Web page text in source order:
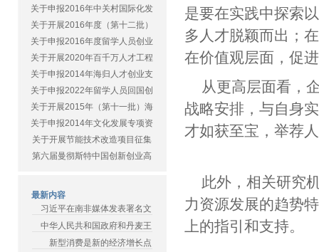
关于申报2016年中关村国际化发
关于开展2016年度（第十二批）
关于申报2016年度留学人员创业
关于开展2020年百千万人才工程
关于申报2014年海归人才创业支
关于申报2022年留学人员回国创
关于开展2015年（第十一批）海
关于申报2014年文化发展专项资
关于开展节能技术改造项目征集
第六届曼彻斯特中国创新创业高
最新内容
习近平在南非媒体发表署名文
中华人民共和国政府和丹麦王
新型消费是新的经济增长点
是要在实践中探索
多人才脱颖而出；
在价值观层面，促
从更高层面看，
战略安排，与自身
才如获至宝，举荐
此外，相关研究
力资源发展的趋势
上的指引和支持。